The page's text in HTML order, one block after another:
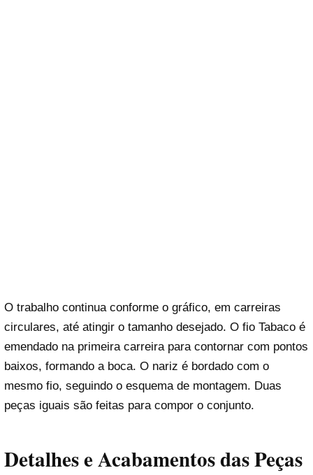
O trabalho continua conforme o gráfico, em carreiras
circulares, até atingir o tamanho desejado. O fio Tabaco é
emendado na primeira carreira para contornar com pontos
baixos, formando a boca. O nariz é bordado com o
mesmo fio, seguindo o esquema de montagem. Duas
peças iguais são feitas para compor o conjunto.
Detalhes e Acabamentos das Peças